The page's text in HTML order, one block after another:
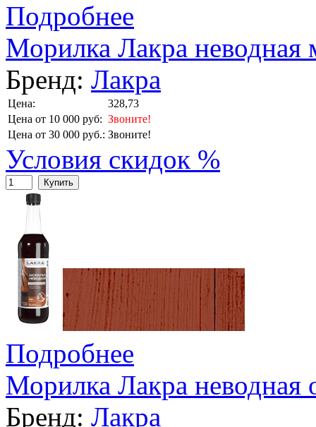
Подробнее
Морилка Лакра неводная
Бренд: Лакра
Цена:
328,73
Цена от 10 000 руб: Звоните!
Цена от 30 000 руб.: Звоните!
Условия скидок %
Купить
Подробнее
Морилка Лакра неводная
Бренд: Лакра